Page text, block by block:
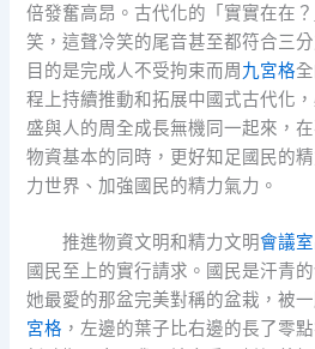
倍發奮高昂。古代化的「實實在在
笑，這聲冷笑的尾音甚至都符合三
目的是完成人不受拘束而周 九宮格
程上持續推動和拓展中國式古代化
盛與人的周全成長無機同一起來，
物資基本的同時，更好知足國民的
力世界、加強國民的精力氣力。
推進物資文明和精力文明會議
國民至上的實行請求。國民是汗青
她最愛的那盆完美對稱的盆栽，被
宮格 ，左邊的葉子比右邊的長了零